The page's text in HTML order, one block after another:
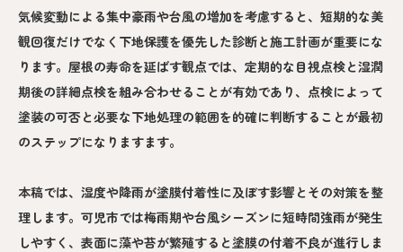
気候変動による集中豪雨や台風の増加を考慮すると、短期的な美
観回復だけでなく下地保護を優先した診断と施工計画が重要にな
ります。屋根の寿命を延ばす観点では、定期的な目視点検と湿潤
期後の詳細点検を組み合わせることが有効であり、点検によって
塗装の可否と必要な下地処理の範囲を的確に判断することが最初
のステップになりますます。
本稿では、湿度や降雨が塗膜付着性に及ぼす影響とその対策を整
理します。可児市では梅雨期や台風シーズンに短時間強雨が発生
しやすく、表面に藻や苔が繁殖すると塗膜の付着不良が進行しま